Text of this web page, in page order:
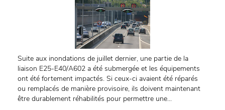
Suite aux inondations de juillet dernier, une partie de la
liaison E25-E40/A602 a été submergée et les équipements
ont été fortement impactés. Si ceux-ci avaient été réparés
ou remplacés de manière provisoire, ils doivent maintenant
être durablement réhabilités pour permettre une...